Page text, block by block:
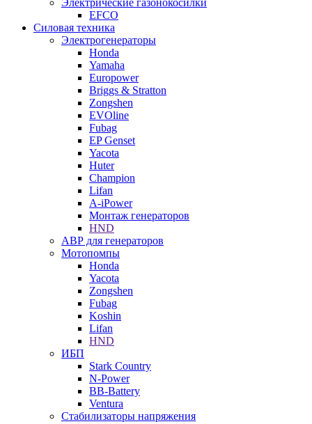
Электрические газонокосилки
EFCO
Силовая техника
Электрогенераторы
Honda
Yamaha
Europower
Briggs & Stratton
Zongshen
EVOline
Fubag
EP Genset
Yacota
Huter
Champion
Lifan
A-iPower
Монтаж генераторов
HND
АВР для генераторов
Мотопомпы
Honda
Yacota
Zongshen
Fubag
Koshin
Lifan
HND
ИБП
Stark Country
N-Power
BB-Battery
Ventura
Стабилизаторы напряжения